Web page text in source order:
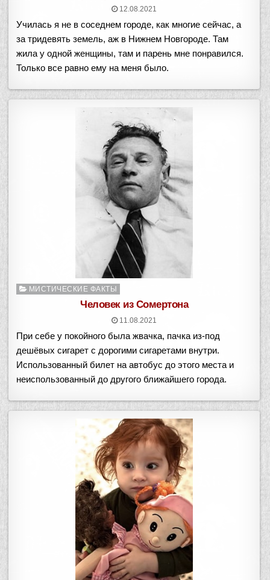
12.08.2021
Училась я не в соседнем городе, как многие сейчас, а
за тридевять земель, аж в Нижнем Новгороде. Там
жила у одной женщины, там и парень мне понравился.
Только все равно ему на меня было.
Опубликовано
МИСТИЧЕСКИЕ ФАКТЫ
Человек из Сомертона
11.08.2021
При себе у покойного была жвачка, пачка из-под
дешёвых сигарет с дорогими сигаретами внутри.
Использованный билет на автобус до этого места и
неиспользованный до другого ближайшего города.